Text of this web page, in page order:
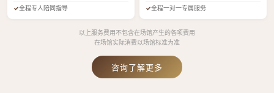
全程专人陪同指导
全程一对一专属服务
以上服务费用不包含在场馆产生的各项费用
在场馆实际消费以场馆标准为准
咨询了解更多